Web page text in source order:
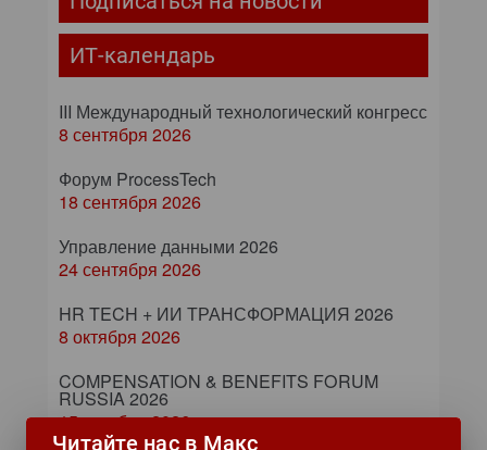
ИТ-календарь
III Международный технологический конгресс
8 сентября 2026
Форум ProcessTech
18 сентября 2026
Управление данными 2026
24 сентября 2026
HR TECH + ИИ ТРАНСФОРМАЦИЯ 2026
8 октября 2026
COMPENSATION & BENEFITS FORUM
RUSSIA 2026
15 октября 2026
Читайте нас в Макс